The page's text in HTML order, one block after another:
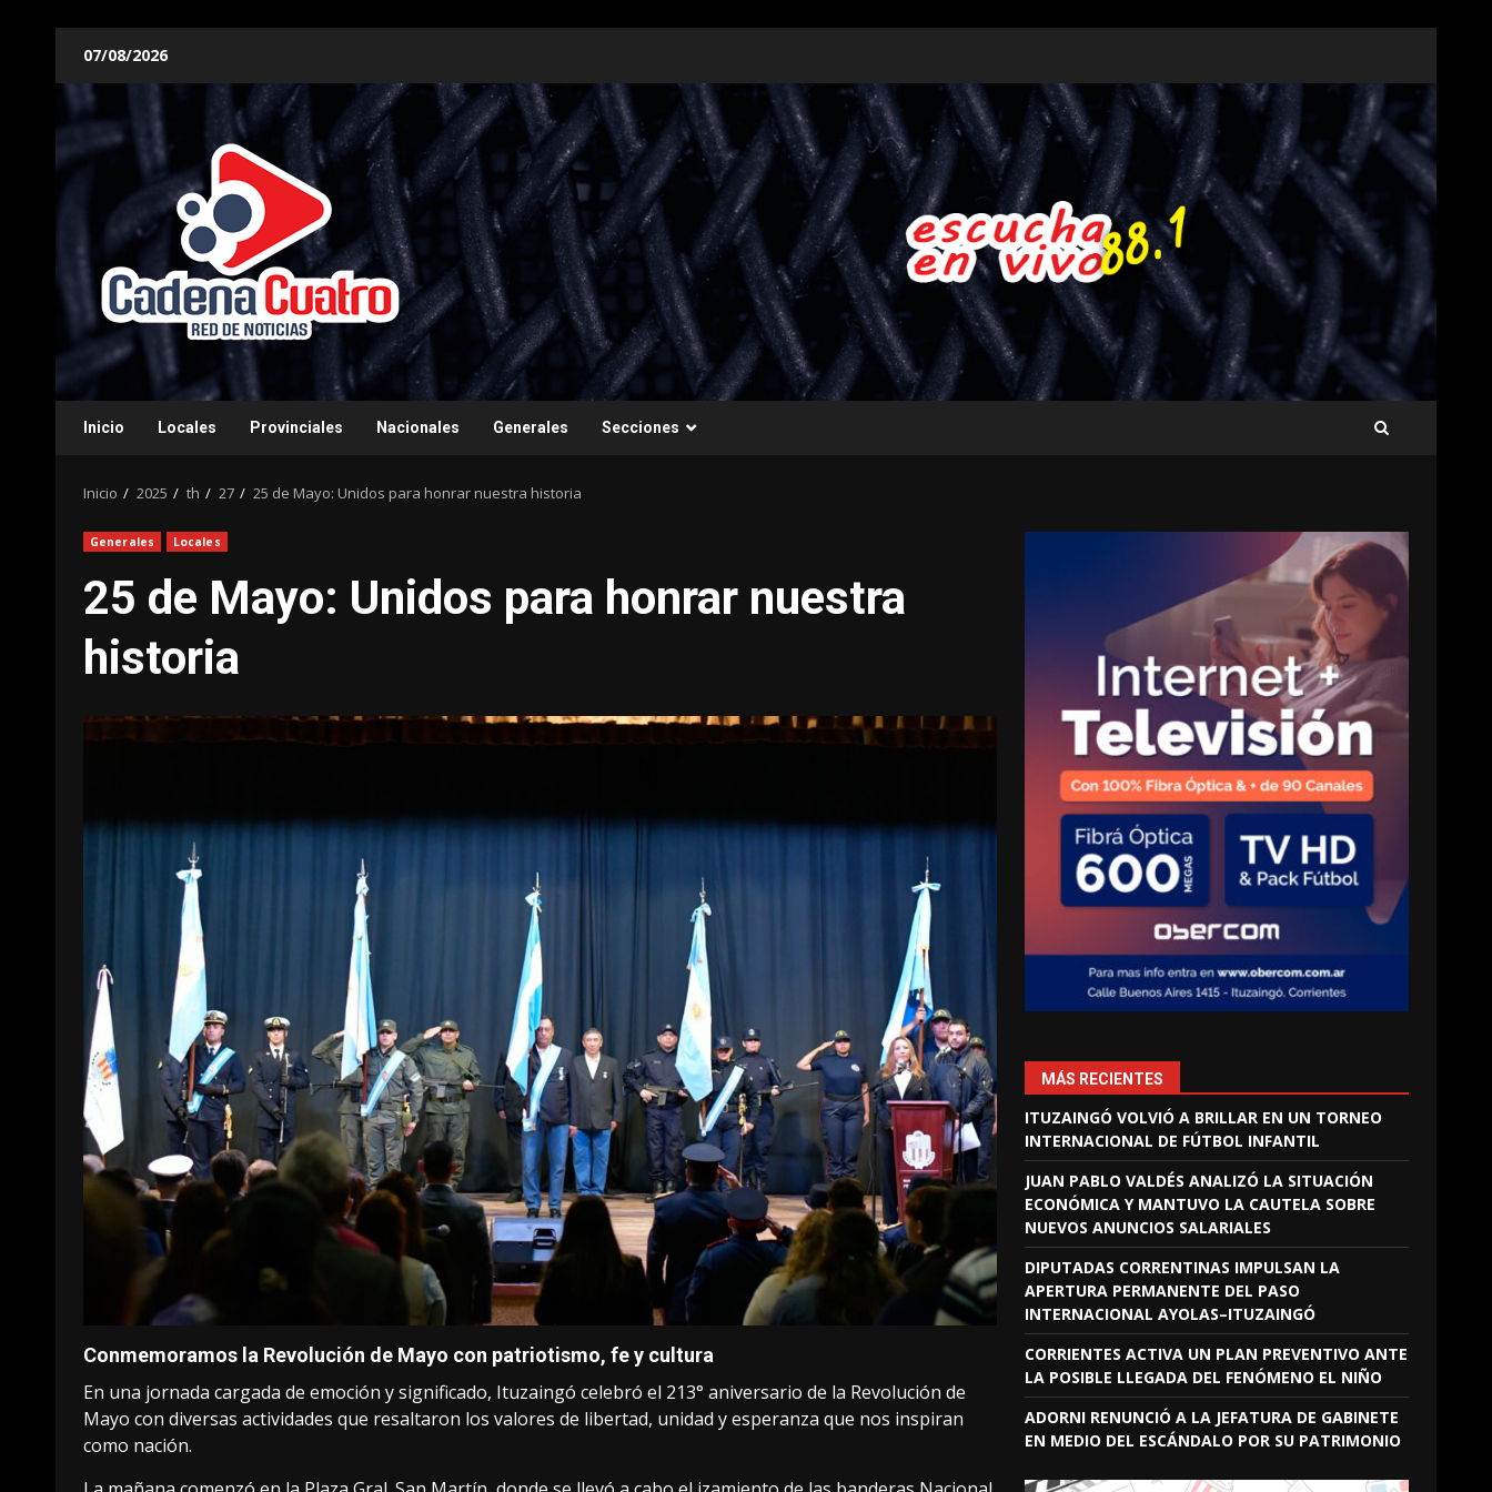
contenido
07/08/2026
Inicio Locales Provinciales Nacionales Generales Secciones
Inicio 2025 th 27 25 de Mayo: Unidos para honrar nuestra historia
Generales Locales
25 de Mayo: Unidos para honrar nuestra
historia
Conmemoramos la Revolución de Mayo con patriotismo, fe y cultura
En una jornada cargada de emoción y significado, Ituzaingó celebró el 213° aniversario de la Revolución de
Mayo con diversas actividades que resaltaron los valores de libertad, unidad y esperanza que nos inspiran
como nación.
MÁS RECIENTES
ITUZAINGÓ VOLVIÓ A BRILLAR EN UN TORNEO
INTERNACIONAL DE FÚTBOL INFANTIL
JUAN PABLO VALDÉS ANALIZÓ LA SITUACIÓN
ECONÓMICA Y MANTUVO LA CAUTELA SOBRE
NUEVOS ANUNCIOS SALARIALES
DIPUTADAS CORRENTINAS IMPULSAN LA
APERTURA PERMANENTE DEL PASO
INTERNACIONAL AYOLAS–ITUZAINGÓ
CORRIENTES ACTIVA UN PLAN PREVENTIVO ANTE
LA POSIBLE LLEGADA DEL FENÓMENO EL NIÑO
ADORNI RENUNCIÓ A LA JEFATURA DE GABINETE
EN MEDIO DEL ESCÁNDALO POR SU PATRIMONIO